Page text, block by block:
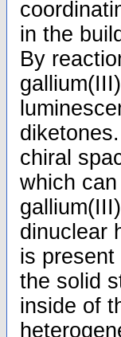
in the
By
chiral
which
dinuclear
is
the solid
inside of